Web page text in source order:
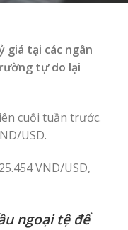
giá tại các ngân
tự do lại
cuối tuần trước.
USD.
VND/USD,
ngoại tệ để